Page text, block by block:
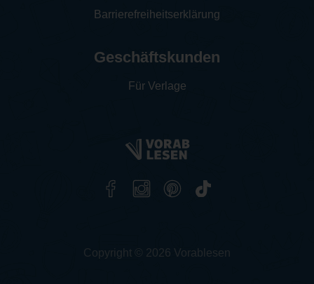
Barrierefreiheitserklärung
Geschäftskunden
Für Verlage
Copyright © 2026 Vorablesen